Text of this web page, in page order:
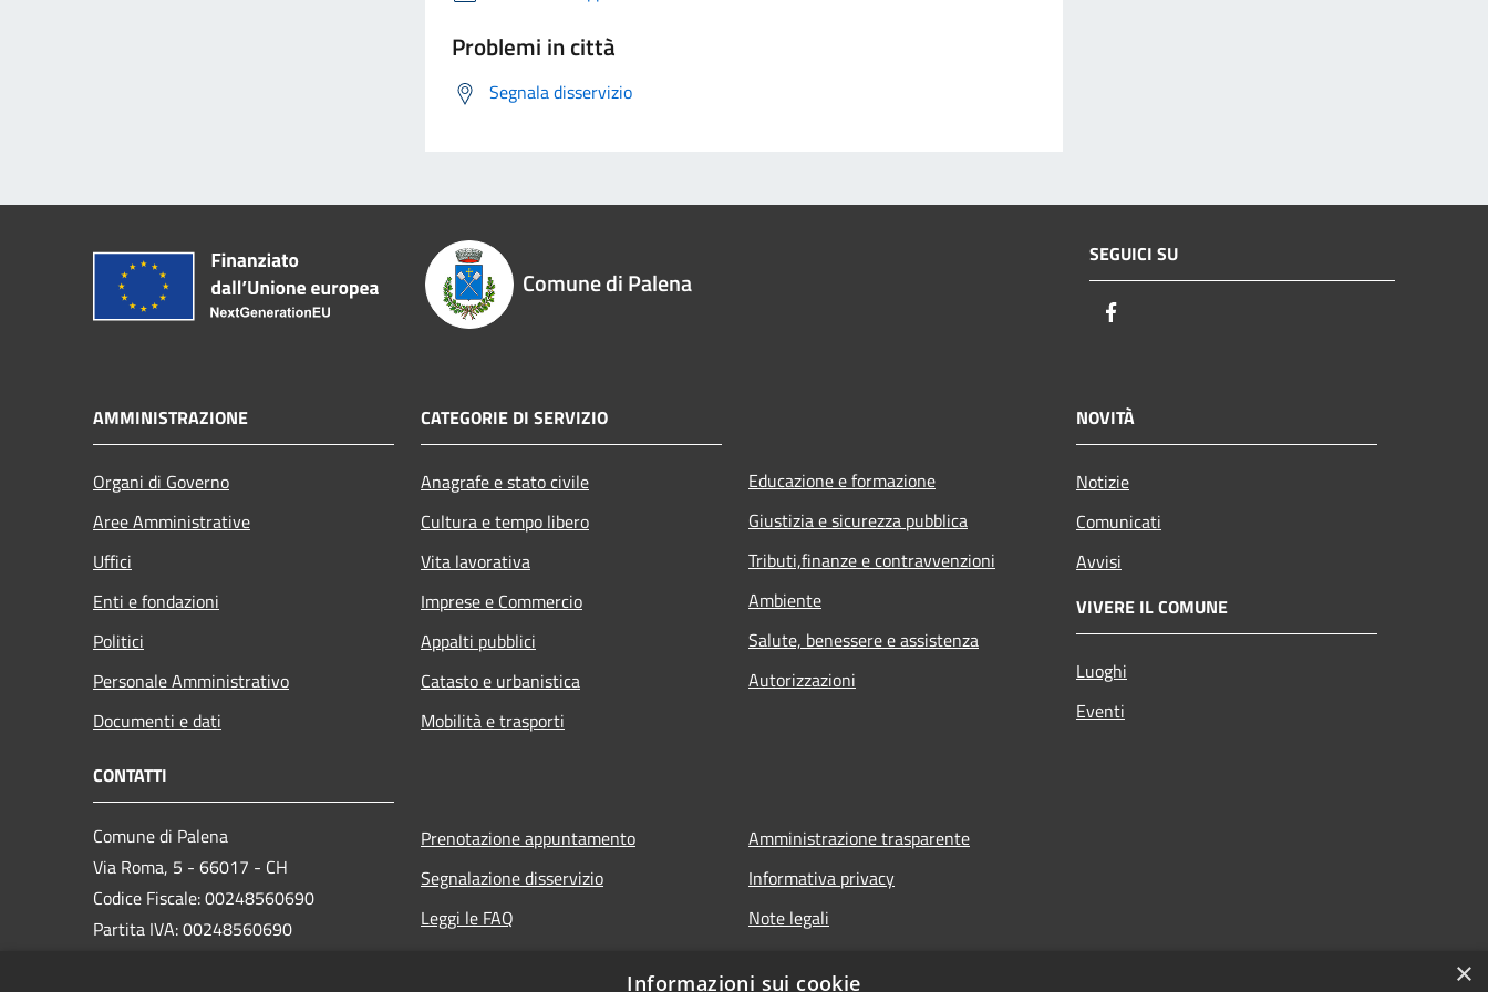
Problemi in città
Segnala disservizio
Comune di Palena
SEGUICI SU
AMMINISTRAZIONE
Organi di Governo
Aree Amministrative
Uffici
Enti e fondazioni
Politici
Personale Amministrativo
Documenti e dati
CATEGORIE DI SERVIZIO
Anagrafe e stato civile
Cultura e tempo libero
Vita lavorativa
Imprese e Commercio
Appalti pubblici
Catasto e urbanistica
Mobilità e trasporti
Educazione e formazione
Giustizia e sicurezza pubblica
Tributi,finanze e contravvenzioni
Ambiente
Salute, benessere e assistenza
Autorizzazioni
NOVITÀ
Notizie
Comunicati
Avvisi
VIVERE IL COMUNE
Luoghi
Eventi
CONTATTI
Comune di Palena
Via Roma, 5 - 66017 - CH
Codice Fiscale: 00248560690
Partita IVA: 00248560690
Prenotazione appuntamento
Segnalazione disservizio
Leggi le FAQ
Amministrazione trasparente
Informativa privacy
Note legali
×
Informazioni sui cookie